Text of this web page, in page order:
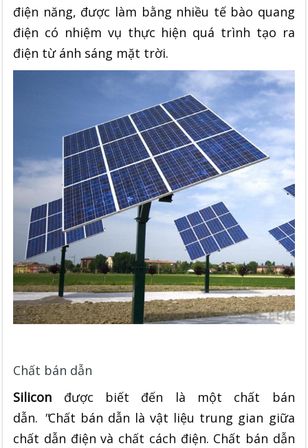
điện năng, được làm bằng nhiều tế bào quang
điện có nhiệm vụ thực hiện quá trình tạo ra
điện từ ánh sáng mặt trời.
Chất bán dẫn
Silicon được biết đến là một chất bán
dẫn. "Chất bán dẫn là vật liệu trung gian giữa
chất dẫn điện và chất cách điện. Chất bán dẫn